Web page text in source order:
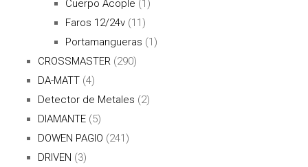
Cuerpo Acople (1)
Faros 12/24v (11)
Portamangueras (1)
CROSSMASTER (290)
DA-MATT (4)
Detector de Metales (2)
DIAMANTE (5)
DOWEN PAGIO (241)
DRIVEN (3)